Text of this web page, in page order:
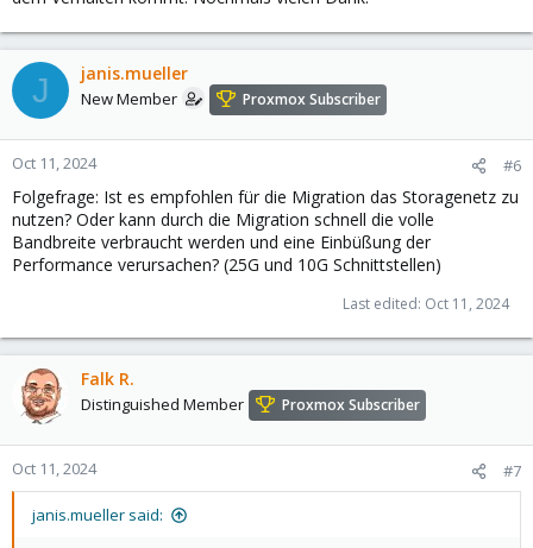
J janis.mueller
New Member Proxmox Subscriber
Oct 11, 2024 #6
Folgefrage: Ist es empfohlen für die Migration das Storagenetz zu
nutzen? Oder kann durch die Migration schnell die volle
Bandbreite verbraucht werden und eine Einbüßung der
Performance verursachen? (25G und 10G Schnittstellen)
Last edited: Oct 11, 2024
Falk R.
Distinguished Member Proxmox Subscriber
Oct 11, 2024 #7
janis.mueller said: